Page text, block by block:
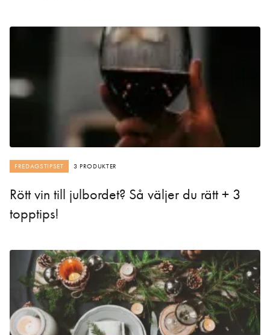
FREDAGSTIPSET 3 PRODUKTER
Rött vin till julbordet? Så väljer du rätt + 3
topptips!